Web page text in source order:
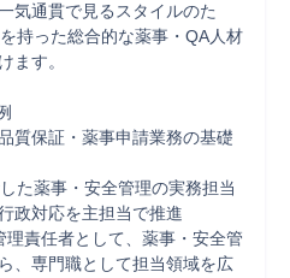
気通貫で見るスタイルのた
持った総合的な薬事・QA人材
ます。
質保証・薬事申請業務の基礎
た薬事・安全管理の実務担当
政対応を主担当で推進
理責任者として、薬事・安全管
、専門職として担当領域を広